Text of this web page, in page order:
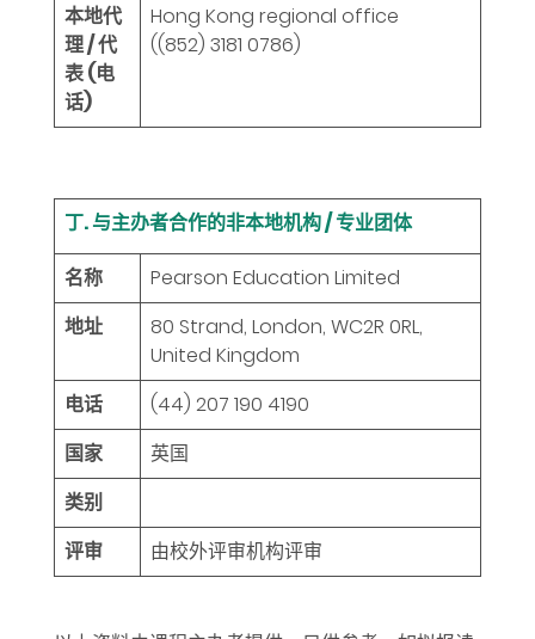
本地代
理 / 代
表 (电
话)
Hong Kong regional office
((852) 3181 0786)
丁. 与主办者合作的非本地机构 / 专业团体
名称
Pearson Education Limited
地址
80 Strand, London, WC2R 0RL,
United Kingdom
电话
(44) 207 190 4190
国家
英国
类别
评审
由校外评审机构评审